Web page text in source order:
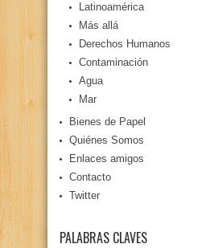
Latinoamérica
Más allá
Derechos Humanos
Contaminación
Agua
Mar
Bienes de Papel
Quiénes Somos
Enlaces amigos
Contacto
Twitter
PALABRAS CLAVES